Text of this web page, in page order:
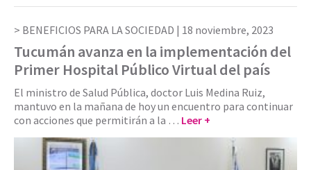
BENEFICIOS PARA LA SOCIEDAD | 18 noviembre, 2023
Tucumán avanza en la implementación del
Primer Hospital Público Virtual del país
El ministro de Salud Pública, doctor Luis Medina Ruiz,
mantuvo en la mañana de hoy un encuentro para continuar
con acciones que permitirán a la … Leer +